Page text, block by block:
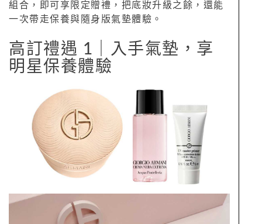
組合，即可享限定贈禮，把底妝升級之餘，還能
一次帶走保養與隨身版氣墊體驗。
高訂禮遇 1｜入手氣墊，享
明星保養體驗